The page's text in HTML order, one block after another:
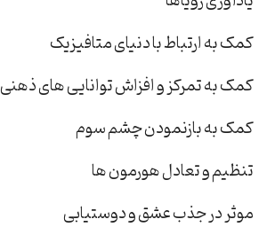
کمک به ارتباط با دنیای متافیزیک
کمک به تمرکز و افزاش توانایی های ذهنی
کمک به بازنمودن چشم سوم
تنظیم و تعادل هورمون ها
موثر در جذب عشق و دوستیابی